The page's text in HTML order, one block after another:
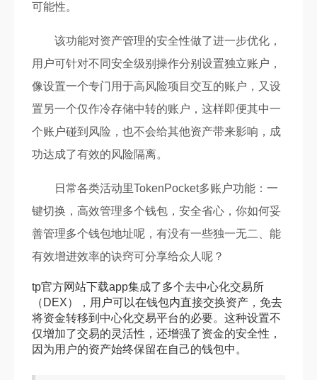
可能性。
该功能对资产管理的安全性做了进一步优化，
用户可针对不同安全级别操作分别设置独立账户，
像设置一个专门用于高风险项目交互的账户，又设
置另一个仅作冷存储中转的账户，这样即便其中一
个账户碰到风险，也不会给其他资产带来影响，成
功达成了有效的风险隔离。
日常各类活动里TokenPocket多账户功能：一
键切换，高效管理多个钱包，安全省心，你如何妥
善管理多个钱包地址呢，有没有一些独一无二、能
有效增进效率的诀窍可分享给众人呢？
tp官方网站下载app集成了多个去中心化交易所
（DEX），用户可以在钱包内直接交换资产，免去
将资金转移到中心化交易平台的必要。这种设置不
仅增加了交易的灵活性，还增强了资金的安全性，
因为用户的资产始终保留在自己的钱包中。